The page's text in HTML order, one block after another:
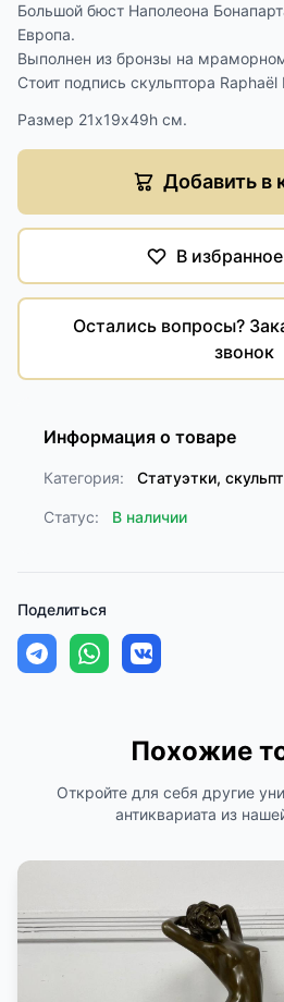
Большой бюст Наполеона
Европа.
Выполнен из бронзы на
Стоит подпись скульптора Raphaël
Размер 21х19х49h см.
Добавить в
В избранное
Остались вопросы?
звонок
Информация о товаре
Категория: Статуэтки,
Статус: В наличии
Поделиться
Похожие
Откройте для себя другие
антиквариата из